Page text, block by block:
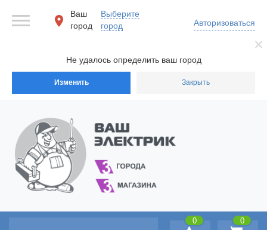
Не удалось определить ваш город
Изменить Закрыть
Ваш
город
Выберите
город
Авторизоваться
0
0